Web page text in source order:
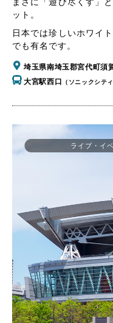
まさに「遊び尽くす」
ット。
日本では珍しいホワイ
でも有名です。
埼玉県南埼玉郡宮代町須
大宮駅西口
（ソニックシテ
ライブ・イ